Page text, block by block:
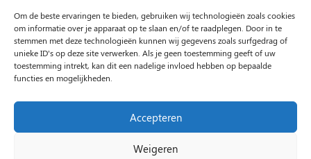
Om de beste ervaringen te bieden, gebruiken wij technologieën zoals cookies
om informatie over je apparaat op te slaan en/of te raadplegen. Door in te
stemmen met deze technologieën kunnen wij gegevens zoals surfgedrag of
unieke ID's op deze site verwerken. Als je geen toestemming geeft of uw
toestemming intrekt, kan dit een nadelige invloed hebben op bepaalde
functies en mogelijkheden.
Accepteren
Weigeren
Volg op Instagram
Rob Jacobs uit ’s-Hertogenbosch is een ‘Plein Air’- en
‘Live Event Painter’, schilderend bewogen door Licht en
Liefde.
2024 Rob Jacobs LIVE EVENT PAINTING / Hosted By